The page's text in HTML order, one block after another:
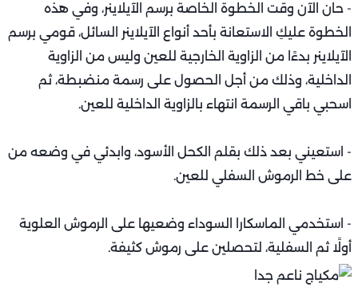
- حان الآن وقت الخطوة الخاصة برسم الآيلاينر، وفي هذه
الخطوة عليكِ الاستعانة بأحد أنواع الآيلاينر السائل، قومي برسم
الآيلاينر بدءًا من الزاوية الخارجية للعين وليس من الزاوية
الداخلية، وذلك من أجل الحصول على رسمة منضبطة، ثم
اسحبي باقي الرسمة انتهاء بالزاوية الداخلية للعين.
- استعيني بعد ذلك بقلم الكحل الأسود، وابدئي في وضعه من
على خط الرموش السفلي للعين.
- استخدمي الماسكارا السوداء وضعيها على الرموش العلوية
أولًا ثم السفلية، لتحصلين على رموش كثيفة.